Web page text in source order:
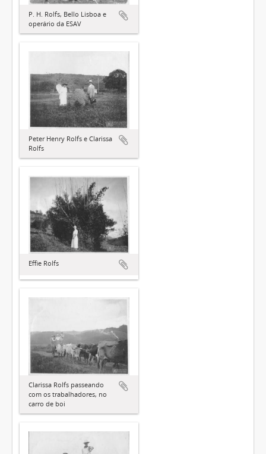
P. H. Rolfs, Bello Lisboa e
operário da ESAV
Peter Henry Rolfs e Clarissa
Rolfs
Effie Rolfs
Clarissa Rolfs passeando
com os trabalhadores, no
carro de boi